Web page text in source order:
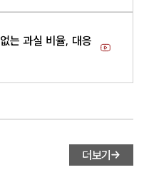
는 과실 비율, 대응
더보기